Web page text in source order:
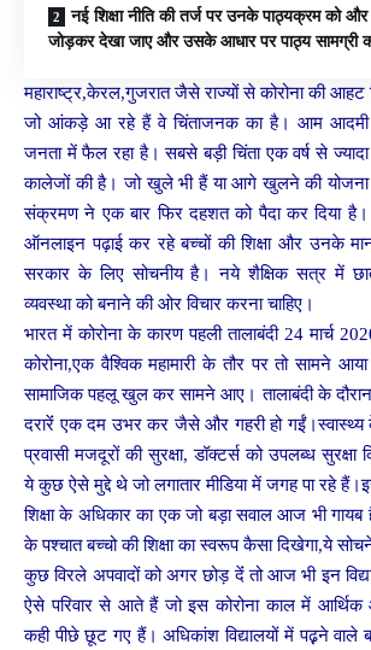
नई शिक्षा नीति की तर्ज पर उनके पाठ्यक्रम को
जोड़कर देखा जाए और उसके आधार पर पाठ्य सामग्री
महाराष्ट्र,केरल,गुजरात जैसे राज्यों से कोरोना की
जो आंकड़े आ रहे हैं वे चिंताजनक का है। आम आदमी
जनता में फैल रहा है। सबसे बड़ी चिंता एक वर्ष से
कालेजों की है। जो खुले भी हैं या आगे खुलने की योजना
संक्रमण ने एक बार फिर दहशत को पैदा कर दिया है।
ऑनलाइन पढ़ाई कर रहे बच्चों की शिक्षा और उनके
सरकार के लिए सोचनीय है। नये शैक्षिक सत्र में
व्यवस्था को बनाने की ओर विचार करना चाहिए।
भारत में कोरोना के कारण पहली तालाबंदी 24 मार्च
कोरोना,एक वैश्विक महामारी के तौर पर तो सामने
सामाजिक पहलू खुल कर सामने आए। तालाबंदी के
दरारेंं एक दम उभर कर जैसे और गहरी हो गईंं।स्वास्थ्य
प्रवासी मजदूरों की सुरक्षा, डॉक्टर्स को उपलब्ध
ये कुछ ऐसे मुद्दे थे जो लगातार मीडिया में जगह पा रहे
शिक्षा के अधिकार का एक जो बड़ा सवाल आज भी गायब
के पश्चात बच्चो की शिक्षा का स्वरूप कैसा दिखेगा,ये
कुछ विरले अपवादों को अगर छोड़ देंं तो आज भी इन
ऐसे परिवार से आते हैं जो इस कोरोना काल में आर्थिक
कही पीछे छूट गए हैं। अधिकांश विद्यालयों में पढ़़ने वाले